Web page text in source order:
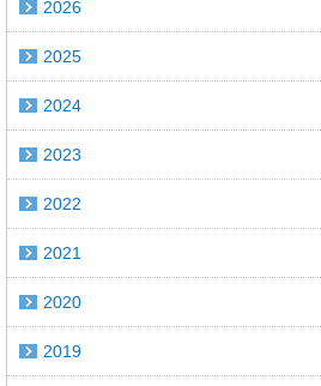
2026
2025
2024
2023
2022
2021
2020
2019